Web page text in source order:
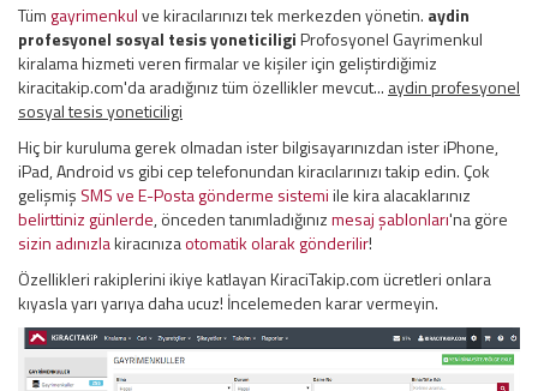
Tüm gayrimenkulve kiracılarınızı tek merkezden yönetin. aydin
profesyonel sosyal tesis yoneticiligiProfosyonel Gayrimenkul
kiralama hizmeti veren firmalar ve kişiler için geliştirdiğimiz
kiracitakip.com'da aradığınız tüm özellikler mevcut... aydin profesyonel
sosyal tesis yoneticiligi
Hiç bir kuruluma gerek olmadan ister bilgisayarınızdan ister iPhone,
iPad, Android vs gibi cep telefonundan kiracılarınızı takip edin. Çok
gelişmiş SMS ve E-Posta gönderme sistemiile kira alacaklarınız
belirttiniz günlerde, önceden tanımladığınızmesaj şablonları'na göre
sizin adınızlakiracınızaotomatik olarak gönderilir!
Özellikleri rakiplerini ikiye katlayan KiraciTakip.com ücretleri onlara
kıyasla yarı yarıya daha ucuz! İncelemeden karar vermeyin.